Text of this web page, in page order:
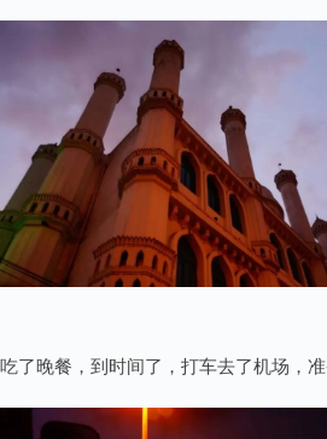
吃了晚餐，到时间了，打车去了机场，